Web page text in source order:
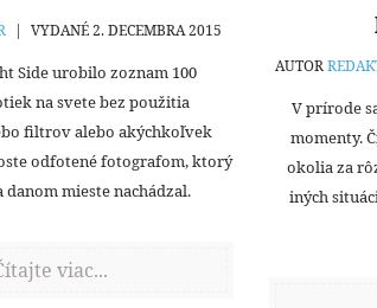
| VYDANÉ 2. DECEMBRA 2015
Side urobilo zoznam 100
na svete bez použitia
filtrov alebo akýchkoľvek
odfotené fotografom, ktorý
danom mieste nachádzal.
viac...
AUTOR
V prírode
momenty.
okolia za
iných